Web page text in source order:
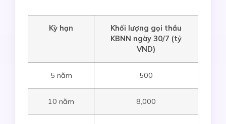
Kỳ hạn
Khối lượng gọi thầu
KBNN ngày 30/7 (tỷ
VND)
5 năm 500
10 năm 8,000